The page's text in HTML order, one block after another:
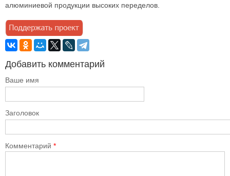
алюминиевой продукции высоких переделов.
Добавить комментарий
Ваше имя
Заголовок
Комментарий *